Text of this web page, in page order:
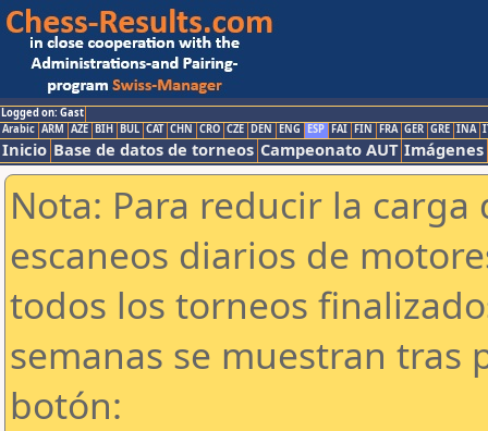
Logged on: Gast
Arabic ARM AZE BIH BUL CAT CHN CRO CZE DEN ENG ESP FAI FIN FRA GER GRE INA
Inicio Base de datos de torneos Campeonato AUT Imágenes
Nota: Para reducir la
escaneos diarios de
todos los torneos
semanas se muestran tras
botón: